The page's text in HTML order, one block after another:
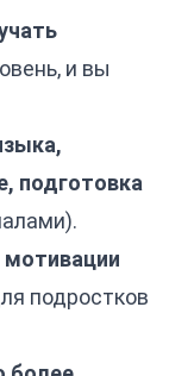
и вы
подготовка
подростков